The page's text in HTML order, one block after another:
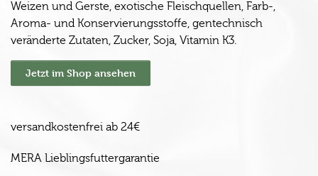
Weizen und Gerste, exotische Fleischquellen, Farb-,
Aroma- und Konservierungsstoffe, gentechnisch
veränderte Zutaten, Zucker, Soja, Vitamin K3.
Jetzt im Shop ansehen
versandkostenfrei ab 24€
MERA Lieblingsfuttergarantie